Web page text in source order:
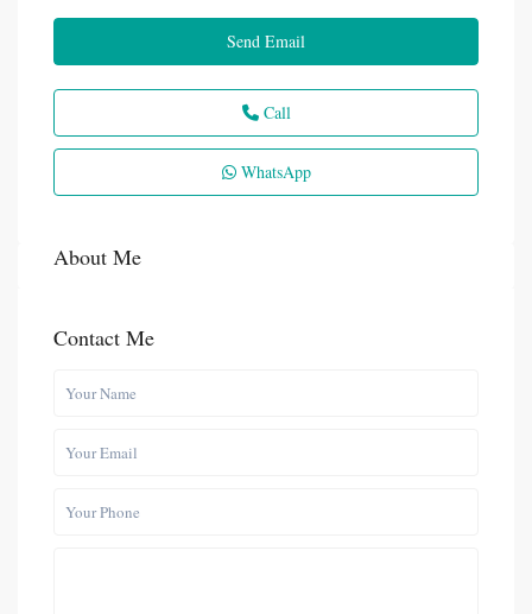
Send Email
Call
WhatsApp
About Me
Contact Me